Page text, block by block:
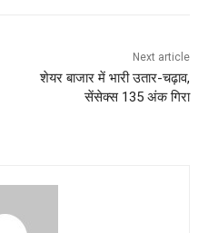
Next article
शेयर बाजार में भारी उतार-चढ़ाव,
सेंसेक्स 135 अंक गिरा